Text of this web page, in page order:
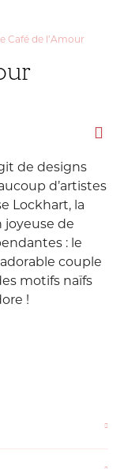
Café de l’Amour
de designs
d’artistes
Lockhart, la
joyeuse de
: le
couple
motifs naïfs
!